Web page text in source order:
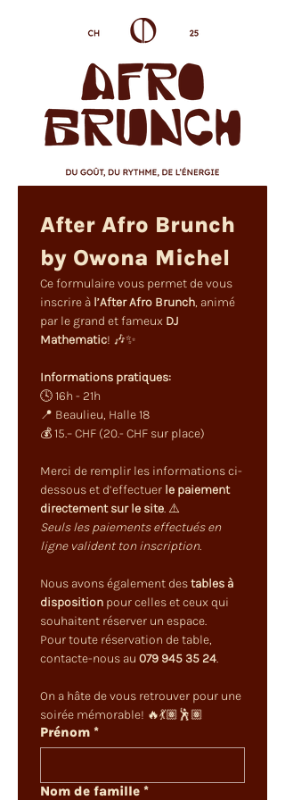
After Afro Brunch
by Owona Michel
Ce formulaire vous permet de vous
inscrire à l’After Afro Brunch, animé
par le grand et fameux DJ
Mathematic! 🎶✨
Informations pratiques:
🕓 16h - 21h
📍 Beaulieu, Halle 18
💰 15.– CHF (20.- CHF sur place)
Merci de remplir les informations ci-
dessous et d’effectuer le paiement
directement sur le site
Seuls les paiements effectués en
ligne valident ton inscription.
Nous avons également des tables à
disposition pour celles et ceux qui
Pour toute réservation de table,
contacte-nous au 079 945 35 24.
On a hâte de vous retrouver pour une
soirée mémorable! 🔥💃🏽🕺🏽
Prénom *
Nom de famille *